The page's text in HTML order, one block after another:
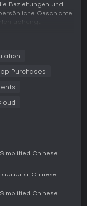
Beziehungen und
Geschichte
abhängt.
Aus der Ich-
strategische
in den Szenen
hundert
machen
Erfolge-System
oder
Purchases
Simplified Chinese
Traditional Chinese
Simplified Chinese